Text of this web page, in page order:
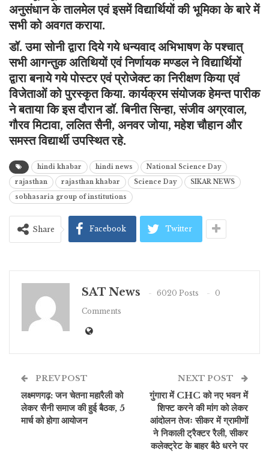
अनुसंधान के तालमेल एवं इसमें विद्यार्थियों की भूमिका के बारे में
सभी को अवगत कराया.
डॉ. उमा सोनी द्वारा दिये गये धन्यवाद अभिभाषण के पश्चात्
सभी आगन्तुक अतिथियों एवं निर्णायक मण्डल ने विद्यार्थियों
द्वारा बनाये गये पोस्टर एवं प्रोजेक्ट का निरीक्षण किया एवं
विजेताओं को पुरस्कृत किया. कार्यक्रम संयोजक हेमन्त पारीक
ने बताया कि इस दौरान डॉ. बिनीत सिन्हा, संजीव अग्रवाल,
गौरव मिटावा, ललित सैनी, अनवर जोया, महेश चौहान और
समस्त विद्यार्थी उपस्थित रहे.
hindi khabar hindi news
National Science Day
rajasthan
rajasthan khabar Science Day
SIKAR NEWS
sobhasaria group of institutions
Share Facebook Twitter
SAT News 6020 Posts
0
Comments
PREV POST
लक्ष्मणगढ़: जन चेतना महारैली को
लेकर सैनी समाज की हुई बैठक, 5
मार्च को होगा आयोजन
NEXT POST
गुंगारा में CHC को नए भवन में
शिफ्ट करने की मांग को लेकर
आंदोलन तेजः सीकर में ग्रामीणों
ने निकाली ट्रैक्टर रैली, सीकर
कलेक्ट्रेट के बाहर बैठे धरने पर